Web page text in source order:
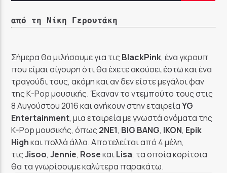
από τη Νίκη Γεροντάκη
Σήμερα θα μιλήσουμε για τις BlackPink, ένα γκρουπ
που είμαι σίγουρη ότι θα έχετε ακούσει έστω και ένα
τραγούδι τους, ακόμη και αν δεν είστε μεγάλοι φαν
της K-Pop μουσικής. Έκαναν το ντεμπούτο τους στις
8 Αυγούστου 2016 και ανήκουν στην εταιρείαYG
Entertainment, μια εταιρεία με γνωστά ονόματα της
K-Pop μουσικής, όπως 2NE1, BIG BANG, IKON, Epik
Highκαι πολλά άλλα. Αποτελείται από 4 μέλη,
τιςJisoo,Jennie, RoseκαιLisa, τα οποία κορίτσια
θα τα γνωρίσουμε καλύτερα παρακάτω.